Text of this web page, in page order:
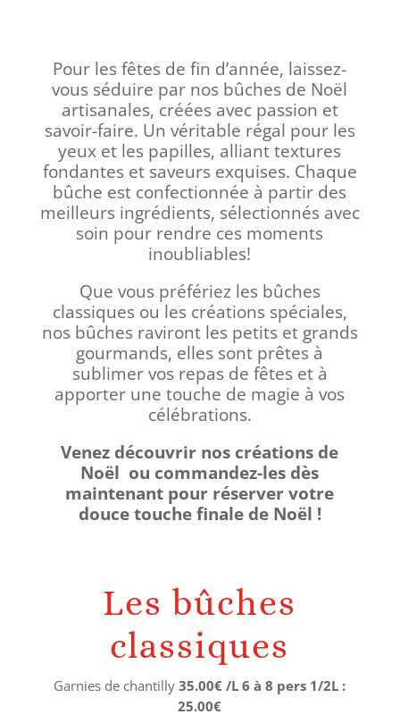
Pour les fêtes de fin d’année, laissez-
vous séduire par nos bûches de Noël
artisanales, créées avec passion et
savoir-faire. Un véritable régal pour les
yeux et les papilles, alliant textures
fondantes et saveurs exquises. Chaque
bûche est confectionnée à partir des
meilleurs ingrédients, sélectionnés avec
soin pour rendre ces moments
inoubliables!
Que vous préfériez les bûches
classiques ou les créations spéciales,
nos bûches raviront les petits et grands
gourmands, elles sont prêtes à
sublimer vos repas de fêtes et à
apporter une touche de magie à vos
célébrations.
Venez découvrir nos créations de
Noël ou commandez-les dès
maintenant pour réserver votre
douce touche finale de Noël !
Les bûches
classiques
Garnies de chantilly35.00€ /L 6 à 8 pers 1/2L :
25.00€